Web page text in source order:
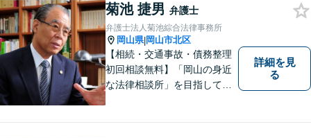
でも構いません。お気軽にご
相談ください。【土曜日も受
付可能】【専用駐車場あり】
菊池 捷男 弁護士
弁護士法人菊池綜合法律事務所
岡山県|岡山市北区
【相続・交通事故・債務整理
初回相談無料】「岡山の身近
な法律相談所」を目指してい
詳細を見
る